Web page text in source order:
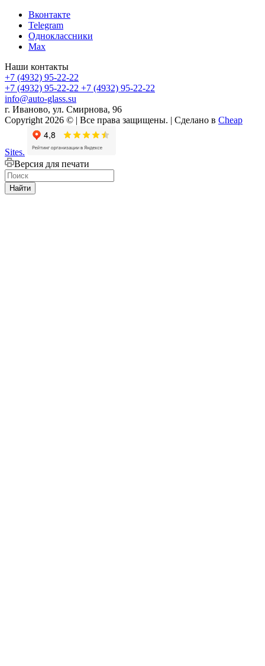
Вконтакте
Telegram
Одноклассники
Max
Наши контакты
+7 (4932) 95-22-22
+7 (4932) 95-22-22 +7 (4932) 95-22-22
info@auto-glass.su
г. Иваново, ул. Смирнова, 96
Copyright 2026 © | Все права защищены. | Сделано в Cheap
Sites.
Версия для печати
Найти